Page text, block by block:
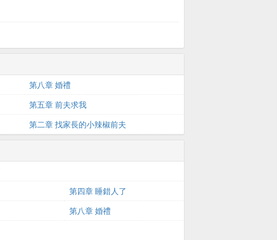
第八章 婚禮
第五章 前夫求我
第二章 找家長的小辣椒前夫
第四章 睡錯人了
第八章 婚禮